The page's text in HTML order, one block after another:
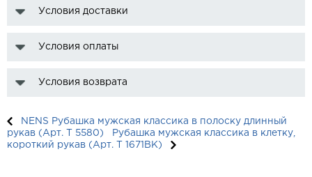
Условия доставки
Условия оплаты
Условия возврата
NENS Рубашка мужская классика в полоску длинный
рукав (Арт. T 5580)
Рубашка мужская классика в клетку,
короткий рукав (Арт. T 1671ВК)